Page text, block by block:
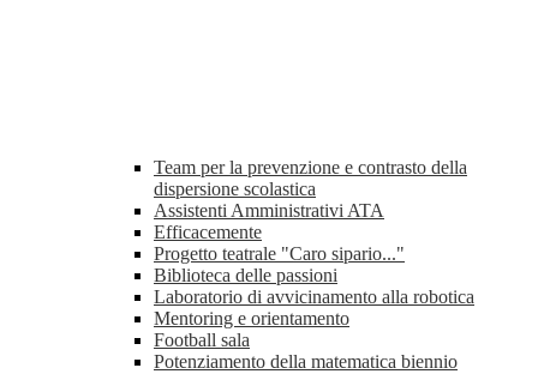
Team per la prevenzione e contrasto della
dispersione scolastica
Assistenti Amministrativi ATA
Efficacemente
Progetto teatrale "Caro sipario..."
Biblioteca delle passioni
Laboratorio di avvicinamento alla robotica
Mentoring e orientamento
Football sala
Potenziamento della matematica biennio